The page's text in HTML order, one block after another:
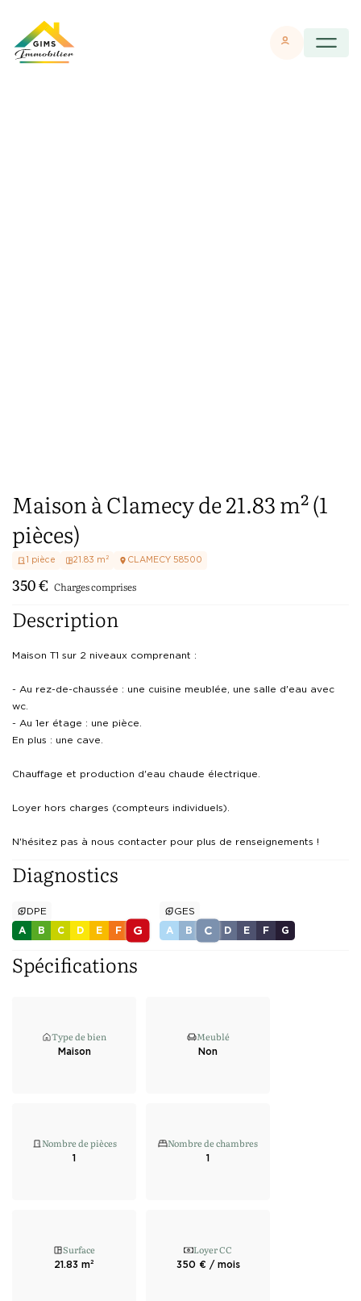
Maison à Clamecy de 21.83 m² (1
pièces)
1 pièce 21.83 m² CLAMECY 58500
350€ Charges comprises
Description
Maison T1 sur 2 niveaux comprenant :
- Au rez-de-chaussée : une cuisine meublée, une salle d'eau avec
wc.
- Au 1er étage : une pièce.
En plus : une cave.
Chauffage et production d'eau chaude électrique.
Loyer hors charges (compteurs individuels).
N'hésitez pas à nous contacter pour plus de renseignements !
Diagnostics
DPE
A B C D E F G
GES
A B C D E F G
Spécifications
Type de bien
Maison
Meublé
Non
Nombre de pièces
1
Nombre de chambres
1
Surface
21.83 m²
Loyer CC
350 € / mois